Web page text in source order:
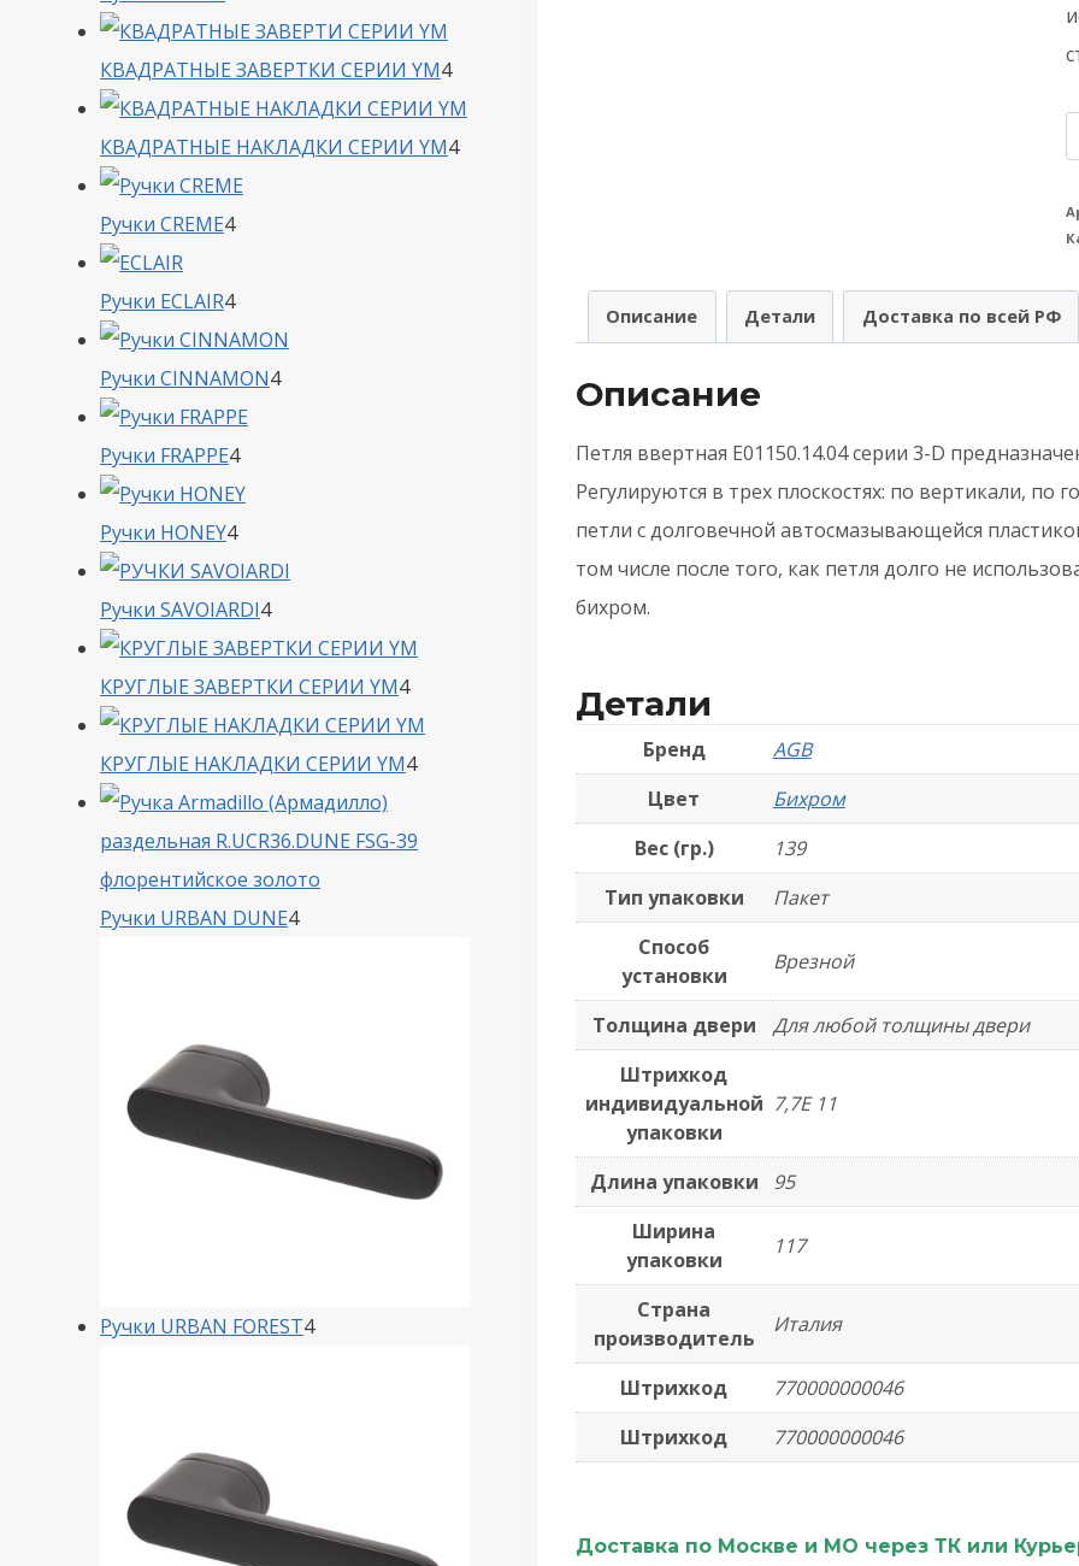
Описание Детали Доставка по всей РФ
Описание
Петля ввертная E01150.14.04 серии 3-D
Регулируются в трех плоскостях: по вертикали, по
петли с долговечной автосмазывающейся
том числе после того, как петля долго не
бихром.
Детали
Бренд
AGB
Цвет
Бихром
Вес (гр.)
139
Тип упаковки
Пакет
Способ
установки
Врезной
Толщина двери
Для любой толщины двери
Штрихкод
индивидуальной
упаковки
7,7E 11
Длина упаковки
95
Ширина
упаковки
117
Страна
производитель
Италия
Штрихкод
770000000046
Штрихкод
770000000046
Доставка по Москве и МО через ТК или
товара
КВАДРАТНЫЕ ЗАВЕРТКИ СЕРИИ YM44
товара
КВАДРАТНЫЕ НАКЛАДКИ СЕРИИ YM44
Ручки CREME44
Ручки ECLAIR44
товара
Ручки CINNAMON44
Ручки FRAPPE44
товара
Ручки HONEY44
товара
Ручки SAVOIARDI44
товара
КРУГЛЫЕ ЗАВЕРТКИ СЕРИИ YM44
товара
КРУГЛЫЕ НАКЛАДКИ СЕРИИ YM44
Ручки URBAN DUNE44
Ручки URBAN FOREST44